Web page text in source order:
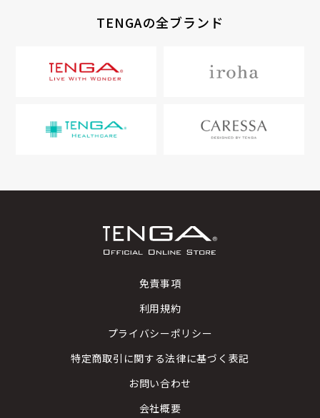
TENGAの全ブランド
免責事項
利用規約
プライバシーポリシー
特定商取引に関する法律に基づく表記
お問い合わせ
会社概要